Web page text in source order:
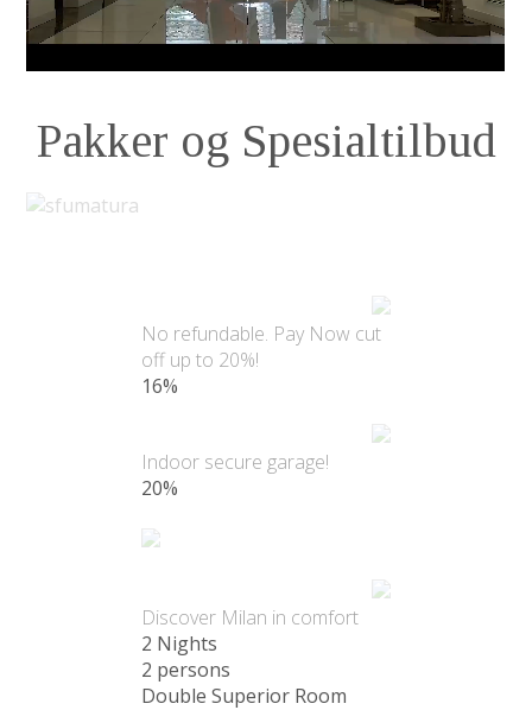
Pakker og Spesialtilbud
No refundable. Pay Now cut
off up to 20%!
16%
Indoor secure garage!
20%
Discover Milan in comfort
2 Nights
2 persons
Double Superior Room